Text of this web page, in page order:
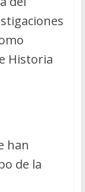
Historia
han
de la